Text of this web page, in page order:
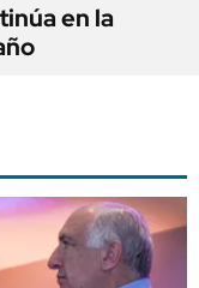
en la